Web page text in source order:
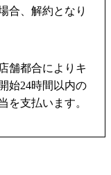
合、解約となり
舗都合によりキ
始24時間以内の
を支払います。